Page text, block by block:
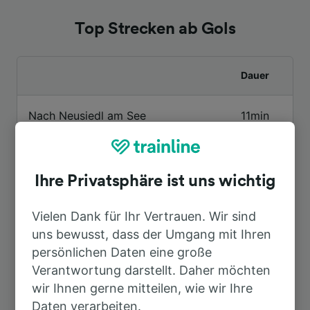
Top Strecken ab Gols
Dauer
Nach Neusiedl am See 11min
Nach Flughafen Wien 1h 42min
Nach München Hbf 5h 28min
Ihre Privatsphäre ist uns wichtig
Vielen Dank für Ihr Vertrauen. Wir sind
uns bewusst, dass der Umgang mit Ihren
persönlichen Daten eine große
Verantwortung darstellt. Daher möchten
wir Ihnen gerne mitteilen, wie wir Ihre
Daten verarbeiten.